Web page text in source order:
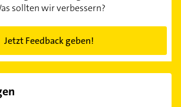
sollten wir verbessern?
Jetzt Feedback geben!